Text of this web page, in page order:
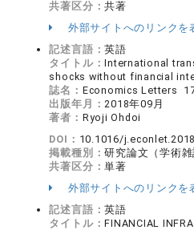
共著区分：共著
外部サイトへのリンクを
記述言語：英語
タイトル：International
shocks without financial
誌名： Economics Letters
出版年月：2018年09月
著者： Ryoji Ohdoi
DOI： 10.1016/
掲載種別：研究論文（学術雑
共著区分：単著
外部サイトへのリンクを
記述言語：英語
タイトル：FINANCIAL